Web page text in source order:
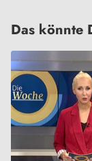
Das könnte